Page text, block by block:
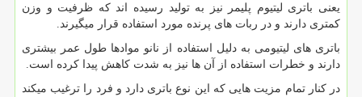
یعنی باتری لیتیوم پلیمر نیز به تولید رسیده اند که ظرفیت و وزن
کمتری دارند و در ربات های پرنده مورد استفاده قرار میگیرند.
باتری های لیتیومی به دلیل استفاده از نانو موادها طول عمر بیشتری
دارند و خطرات استفاده از آن ها نیز به شدت کاهش پیدا کرده است.
در کنار تمام مزیت هایی که این نوع باتری دارد و فرد را ترغیب میکند